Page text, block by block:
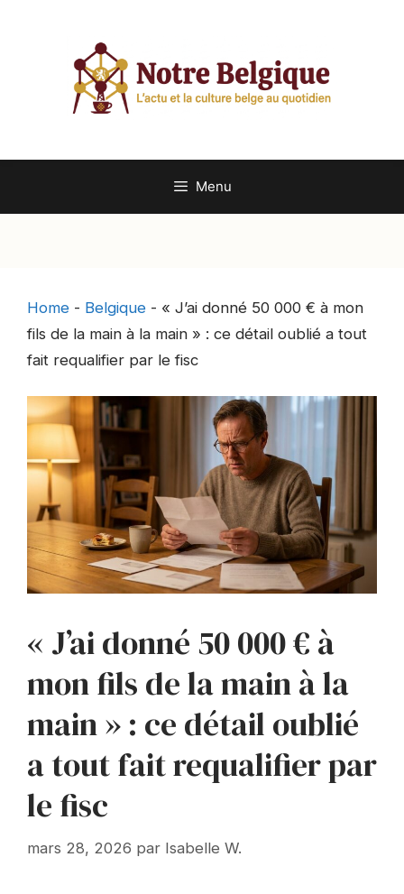
Menu
Home - Belgique - « J’ai donné 50 000 € à mon
fils de la main à la main » : ce détail oublié a tout
fait requalifier par le fisc
« J’ai donné 50 000 € à
mon fils de la main à la
main » : ce détail oublié
a tout fait requalifier par
le fisc
mars 28, 2026 par Isabelle W.